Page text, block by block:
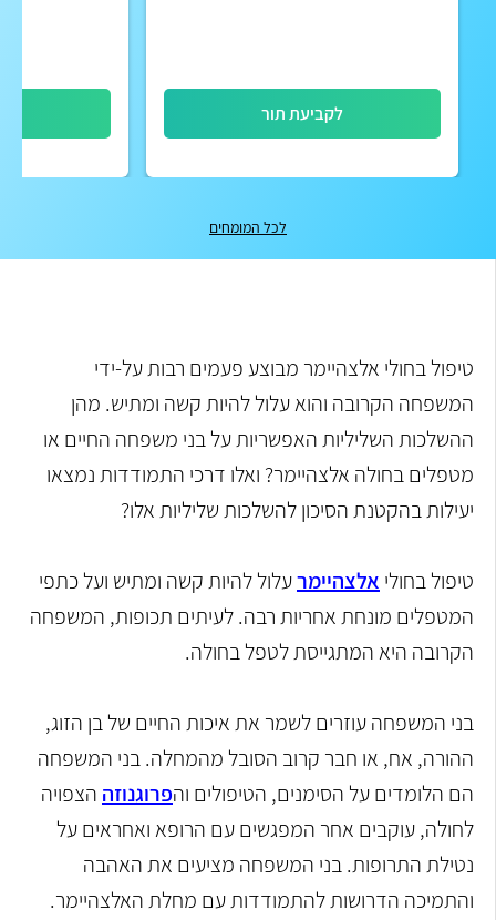
לקביעת תור
לכל המומחים
טיפול בחולי אלצהיימר מבוצע פעמים רבות על-ידי
המשפחה הקרובה והוא עלול להיות קשה ומתיש. מהן
ההשלכות השליליות האפשריות על בני משפחה החיים או
מטפלים בחולה אלצהיימר? ואלו דרכי התמודדות נמצאו
יעילות בהקטנת הסיכון להשלכות שליליות אלו?
טיפול בחולי אלצהיימרעלול להיות קשה ומתיש ועל כתפי
המטפלים מונחת אחריות רבה. לעיתים תכופות, המשפחה
הקרובה היא המתגייסת לטפל בחולה.
בני המשפחה עוזרים לשמר את איכות החיים של בן הזוג,
ההורה, אח, או חבר קרוב הסובל מהמחלה. בני המשפחה
הם הלומדים על הסימנים, הטיפולים והפרוגנוזה הצפויה
לחולה, עוקבים אחר המפגשים עם הרופא ואחראים על
נטילת התרופות. בני המשפחה מציעים את האהבה
והתמיכה הדרושות להתמודדות עם מחלת האלצהיימר.